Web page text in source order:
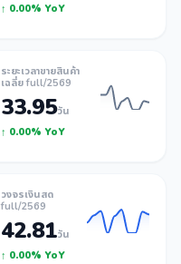
↑ 0.00% YoY
ระยะเวลาขายสินค้า
เฉลี่ย full/2569
33.95วัน
↑ 0.00% YoY
วงจรเงินสด
full/2569
42.81วัน
↑ 0.00% YoY